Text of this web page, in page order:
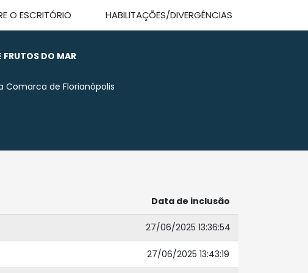
O ESCRITÓRIO HABILITAÇÕES/DIVERGÊNCIAS
FRUTOS DO MAR
Comarca de Florianópolis
Data de inclusão
27/06/2025 13:36:54
27/06/2025 13:43:19